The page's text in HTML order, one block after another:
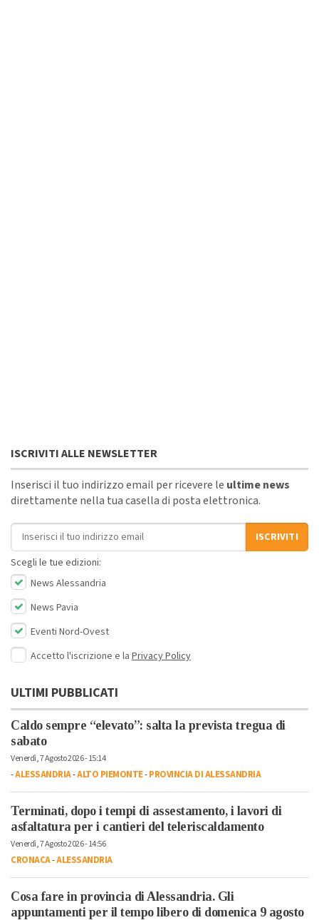
ISCRIVITI ALLE NEWSLETTER
Inserisci il tuo indirizzo email per ricevere le ultime news
direttamente nella tua casella di posta elettronica.
Indirizzo email
ISCRIVITI
Scegli le tue edizioni:
News Alessandria
News Pavia
Eventi Nord-Ovest
Accetto l'iscrizione e la Privacy Policy
ULTIMI PUBBLICATI
Caldo sempre “elevato”: salta la prevista tregua di
sabato
Venerdì, 7 Agosto 2026 - 15:14
-ALESSANDRIA-ALTO PIEMONTE-PROVINCIA DI ALESSANDRIA
Terminati, dopo i tempi di assestamento, i lavori di
asfaltatura per i cantieri del teleriscaldamento
Venerdì, 7 Agosto 2026 - 14:56
CRONACA-ALESSANDRIA
Cosa fare in provincia di Alessandria. Gli
appuntamenti per il tempo libero di domenica 9 agosto